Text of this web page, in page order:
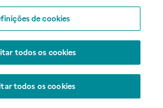
de cookies
todos os cookies
todos os cookies